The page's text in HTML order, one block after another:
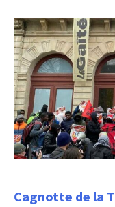
Cagnotte de la